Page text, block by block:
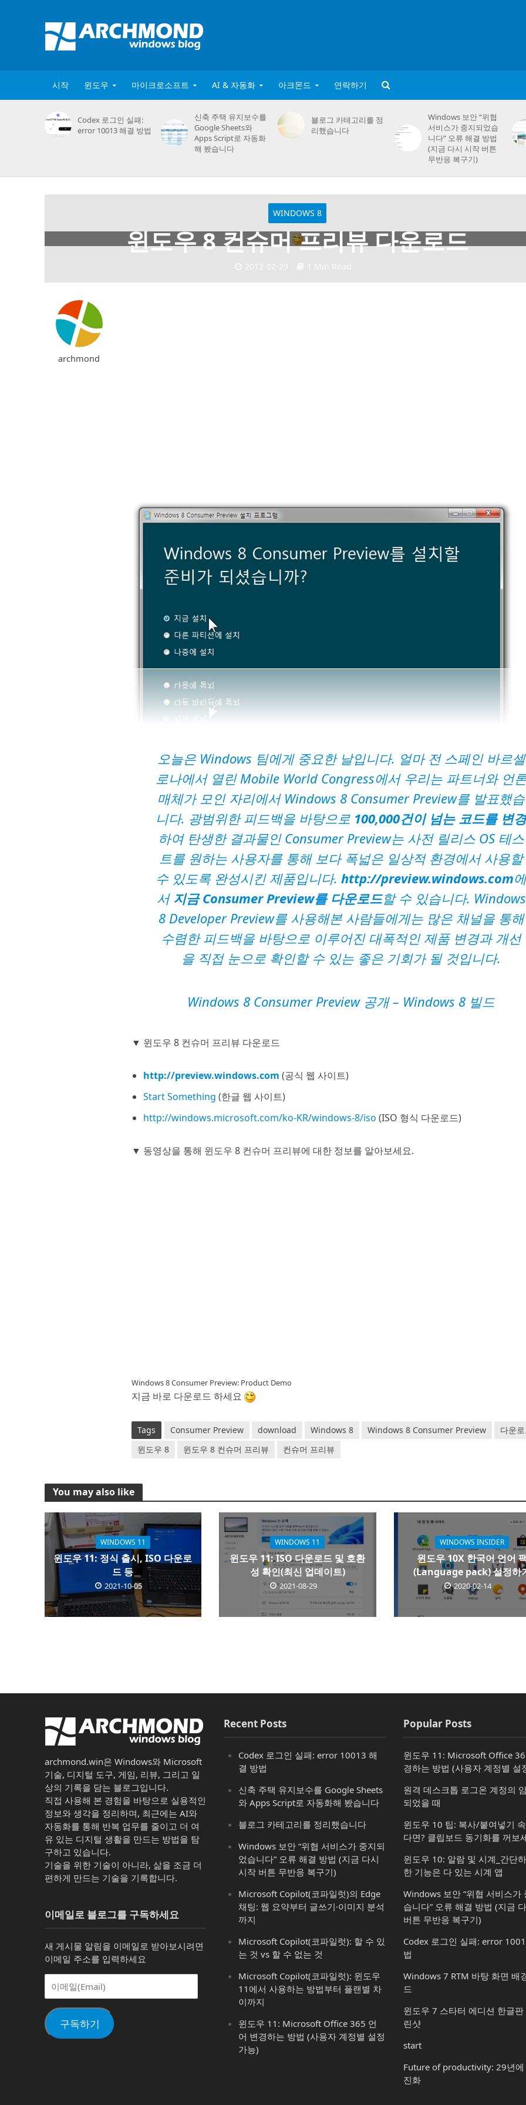
시작 윈도우 마이크로소프트 AI & 자동화 아크몬드 연락하기
Codex 로그인 실패:
error 10013 해결 방법
신축 주택 유지보수를
Google Sheets와
Apps Script로 자동화
해 봤습니다
블로그 카테고리를 정
리했습니다
Windows 보안 “위협
서비스가 중지되었습
니다” 오류 해결 방법
(지금 다시 시작 버튼
무반응 복구기)
WINDOWS 8
윈도우 8 컨슈머 프리뷰 다운로드
2012-02-29 1 Min Read
archmond
오늘은 Windows 팀에게 중요한 날입니다. 얼마 전 스페인 바르셀
로나에서 열린 Mobile World Congress에서 우리는 파트너와 언
매체가 모인 자리에서 Windows 8 Consumer Preview를 발표했습
니다. 광범위한 피드백을 바탕으로 100,000건이 넘는 코드를 변
하여 탄생한 결과물인 Consumer Preview는 사전 릴리스 OS 테스
트를 원하는 사용자를 통해 보다 폭넓은 일상적 환경에서 사용할
수 있도록 완성시킨 제품입니다.http://preview.windows.com
서 지금 Consumer Preview를 다운로드할 수 있습니다. Windows
8 Developer Preview를 사용해본 사람들에게는 많은 채널을 통해
수렴한 피드백을 바탕으로 이루어진 대폭적인 제품 변경과 개선
을 직접 눈으로 확인할 수 있는 좋은 기회가 될 것입니다.
Windows 8 Consumer Preview 공개– Windows 8 빌드
▼ 윈도우 8 컨슈머 프리뷰 다운로드
http://preview.windows.com (공식 웹 사이트)
Start Something (한글 웹 사이트)
http://windows.microsoft.com/ko-KR/windows-8/iso (ISO 형식 다운로드)
▼ 동영상을 통해 윈도우 8 컨슈머 프리뷰에 대한 정보를 알아보세요.
Windows 8 Consumer Preview: Product Demo
지금 바로 다운로드 하세요
Tags Consumer Preview download Windows 8 Windows 8 Consumer Preview
다운
윈도우 8
윈도우 8 컨슈머 프리뷰 컨슈머 프리뷰
You may also like
WINDOWS 11
윈도우 11: 정식 출시, ISO 다운로
드 등
2021-10-05
WINDOWS 11
윈도우 11: ISO 다운로드 및 호환
성 확인(최신 업데이트)
2021-08-29
WINDOWS INSIDER
윈도우 10X 한국어 언어
(Language pack) 설정하
2020-02-14
archmond.win은 Windows와 Microsoft
기술, 디지털 도구, 게임, 리뷰, 그리고 일
상의 기록을 담는 블로그입니다.
직접 사용해 본 경험을 바탕으로 실용적인
정보와 생각을 정리하며, 최근에는 AI와
자동화를 통해 반복 업무를 줄이고 더 여
유 있는 디지털 생활을 만드는 방법을 탐
구하고 있습니다.
기술을 위한 기술이 아니라, 삶을 조금 더
편하게 만드는 기술을 기록합니다.
이메일로 블로그를 구독하세요
새 게시물 알림을 이메일로 받아보시려면
이메일 주소를 입력하세요
(Email)구독하기
Recent Posts
Codex 로그인 실패: error 10013 해
결 방법
신축 주택 유지보수를 Google Sheets
와 Apps Script로 자동화해 봤습니다
블로그 카테고리를 정리했습니다
Windows 보안 “위협 서비스가 중지되
었습니다” 오류 해결 방법 (지금 다시
시작 버튼 무반응 복구기)
Microsoft Copilot(코파일럿)의 Edge
채팅: 웹 요약부터 글쓰기·이미지 분석
까지
Microsoft Copilot(코파일럿): 할 수 있
는 것 vs 할 수 없는 것
Microsoft Copilot(코파일럿): 윈도우
11에서 사용하는 방법부터 플랜별 차
이까지
윈도우 11: Microsoft Office 365 언
어 변경하는 방법 (사용자 계정별 설정
가능)
Popular Posts
윈도우 11: Microsoft Office
경하는 방법 (사용자 계정별 설
원격 데스크톱 로그온 계정의
되었을 때
윈도우 10 팁: 복사/붙여넣기
다면? 클립보드 동기화를 꺼보
윈도우 10: 알람 및 시계_간단
한 기능은 다 있는 시계 앱
Windows 보안 “위협 서비스가
습니다” 오류 해결 방법 (지금
버튼 무반응 복구기)
Codex 로그인 실패: error
법
Windows 7 RTM 바탕 화면 배
드
윈도우 7 스타터 에디션 한글판
린샷
start
Future of productivity: 29년에
진화